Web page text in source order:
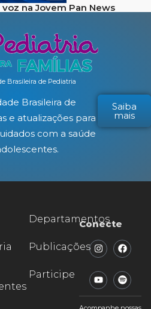
na Jovem Pan News
Brasileira de Pediatria
Brasileira de
e atualizações para
com a saúde
Saiba
mais
Departamentos
Publicações
Participe
Conecte